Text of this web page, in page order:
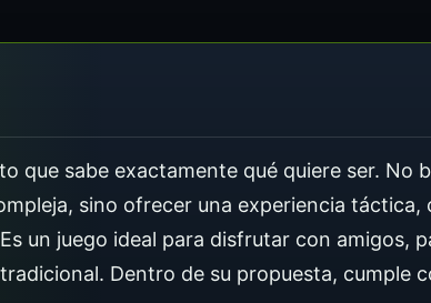
que sabe exactamente qué quiere ser.
sino ofrecer una experiencia
un juego ideal para disfrutar con amigos,
Dentro de su propuesta, cumple